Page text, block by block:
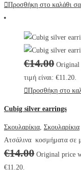
Προσθήκη στο καλάθι
€14.00 Original
τιμή είναι: €11.20.
Προσθήκη στο
Cubig silver earrings
Σκουλαρίκια Σκουλαρίκια
Ατσάλινα κοσμήματα σε
€14.00 Original price
€11.20.